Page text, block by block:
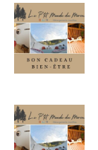
gourmande